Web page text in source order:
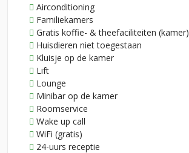
Airconditioning
Familiekamers
Gratis koffie- & theefaciliteiten (kamer)
Huisdieren niet toegestaan
Kluisje op de kamer
Lift
Lounge
Minibar op de kamer
Roomservice
Wake up call
WiFi (gratis)
24-uurs receptie